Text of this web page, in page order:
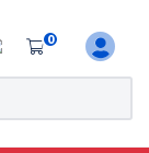
0